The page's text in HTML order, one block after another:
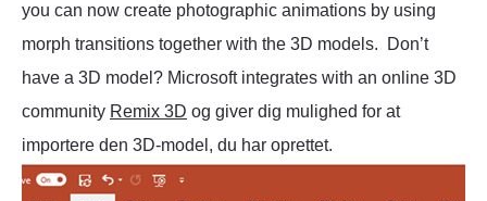
you can now create photographic animations by using
morph transitions together with the 3D models. Don’t
have a 3D model? Microsoft integrates with an online 3D
community Remix 3D og giver dig mulighed for at
importere den 3D-model, du har oprettet.